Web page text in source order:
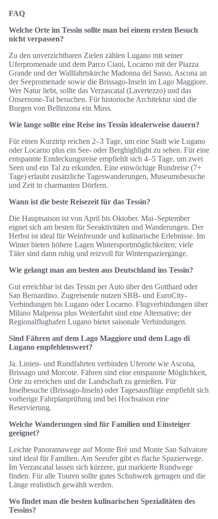
FAQ
Welche Orte im Tessin sollte man bei einem ersten Besuch
nicht verpassen?
Zu den unverzichtbaren Zielen zählen Lugano mit seiner
Uferpromenade und dem Parco Ciani, Locarno mit der Piazza
Grande und der Wallfahrtskirche Madonna del Sasso, Ascona an
der Seepromenade sowie die Brissago-Inseln im Lago Maggiore.
Wer Natur liebt, sollte das Verzascatal (Lavertezzo) und das
Onsernone-Tal besuchen. Für historische Architektur sind die
Burgen von Bellinzona ein Muss.
Wie lange sollte eine Reise ins Tessin idealerweise dauern?
Für einen Kurztrip reichen 2–3 Tage, um eine Stadt wie Lugano
oder Locarno plus ein See- oder Berghighlight zu sehen. Für eine
entspannte Entdeckungsreise empfiehlt sich 4–5 Tage, um zwei
Seen und ein Tal zu erkunden. Eine einwöchige Rundreise (7+
Tage) erlaubt zusätzliche Tageswanderungen, Museumsbesuche
und Zeit in charmanten Dörfern.
Wann ist die beste Reisezeit für das Tessin?
Die Hauptsaison ist von April bis Oktober. Mai–September
eignet sich am besten für Seeaktivitäten und Wanderungen. Der
Herbst ist ideal für Weinfreunde und kulinarische Erlebnisse. Im
Winter bieten höhere Lagen Wintersportmöglichkeiten; viele
Täler sind dann ruhig und reizvoll für Winterspaziergänge.
Wie gelangt man am besten aus Deutschland ins Tessin?
Gut erreichbar ist das Tessin per Auto über den Gotthard oder
San Bernardino. Zugreisende nutzen SBB- und EuroCity-
Verbindungen bis Lugano oder Locarno. Flugverbindungen über
Milano Malpensa plus Weiterfahrt sind eine Alternative; der
Regionalflughafen Lugano bietet saisonale Verbindungen.
Sind Fähren auf dem Lago Maggiore und dem Lago di
Lugano empfehlenswert?
Ja. Linien- und Rundfahrten verbinden Uferorte wie Ascona,
Brissago und Morcote. Fähren sind eine entspannte Möglichkeit,
Orte zu erreichen und die Landschaft zu genießen. Für
Inselbesuche (Brissago-Inseln) oder Tagesausflüge empfiehlt sich
vorherige Fahrplanprüfung und bei Hochsaison eine
Reservierung.
Welche Wanderungen sind für Familien und Einsteiger
geeignet?
Leichte Panoramawege auf Monte Brè und Monte San Salvatore
sind ideal für Familien. Am Seeufer gibt es flache Spazierwege.
Im Verzascatal lassen sich kürzere, gut markierte Rundwege
finden. Für alle Touren sollte gutes Schuhwerk getragen und die
Länge realistisch gewählt werden.
Wo findet man die besten kulinarischen Spezialitäten des
Tessins?